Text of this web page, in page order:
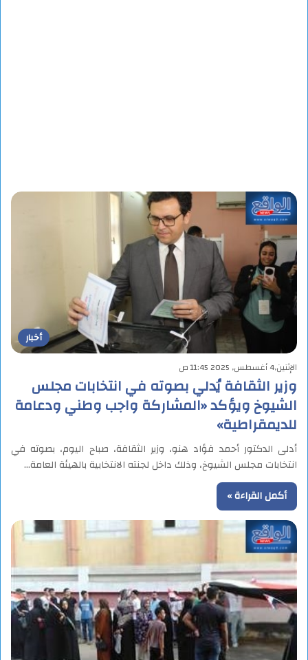
أخبار
الإثنين,4 أغسطس, 2025 11:45 ص
وزير الثقافة يُدلي بصوته في انتخابات مجلس
الشيوخ ويؤكد «المشاركة واجب وطني ودعامة
للديمقراطية»
أدلى الدكتور أحمد فؤاد هنو، وزير الثقافة، صباح اليوم، بصوته في
انتخابات مجلس الشيوخ، وذلك داخل لجنته الانتخابية بالهيئة العامة…
أكمل القراءة »